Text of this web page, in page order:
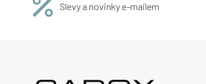
Slevy a novinky e-mailem